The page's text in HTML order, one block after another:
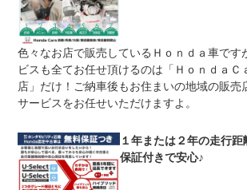
上限金額
最初の１年間は無制限、延長保証にお
証期間中の修理費用累計が、車両本体
８０％までとなります。詳しくは当店
免責金
無し
保証対象箇所について、修理対応に
（対象外となる消耗品、油脂類、メ
品はご負担を頂く場合がございます
受付先
ラーサービス工場をお手配いたします
法定整備
整備付 法定12ヶ月または法定24ヶ月
※車検なし・車検整備付の場合は法定
※商用車は6ヶ月または12ヶ月点検整
色々なお店で販売しているＨｏｎｄａ車です
ビスも全てお任せ頂けるのは「ＨｏｎｄａＣ
店」だけ！ご納車後もお住まいの地域の販
サービスをお任せいただけますよ。
１年または２年の走行距
保証付きで安心♪